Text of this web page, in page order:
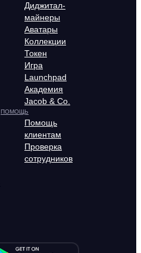
Диджитал-
майнеры
Аватары
Коллекции
Токен
Игра
Launchpad
Академия
Jacob & Co.
ПОМОЩЬ
Помощь
клиентам
Проверка
сотрудников